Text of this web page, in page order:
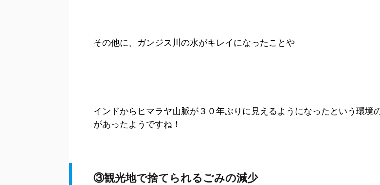
その他に、ガンジス川の水がキレイになったことや
インドからヒマラヤ山脈が３０年ぶりに見えるようになったという環境
があったようですね！
③観光地で捨てられるごみの減少